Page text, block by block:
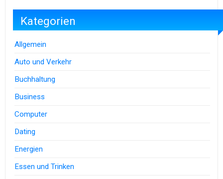
Kategorien
Allgemein
Auto und Verkehr
Buchhaltung
Business
Computer
Dating
Energien
Essen und Trinken